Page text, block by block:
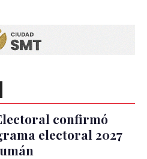
confirmó
electoral 2027